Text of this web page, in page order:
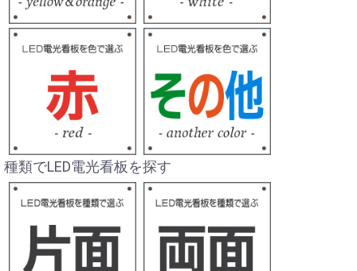
種類でLED電光看板を探す